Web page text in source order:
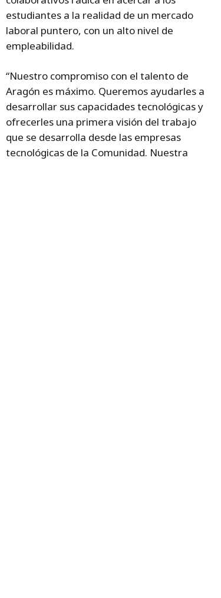
estudiantes a la realidad de un mercado
laboral puntero, con un alto nivel de
empleabilidad.
“Nuestro compromiso con el talento de
Aragón es máximo. Queremos ayudarles a
desarrollar sus capacidades tecnológicas y
ofrecerles una primera visión del trabajo
que se desarrolla desde las empresas
tecnológicas de la Comunidad. Nuestra